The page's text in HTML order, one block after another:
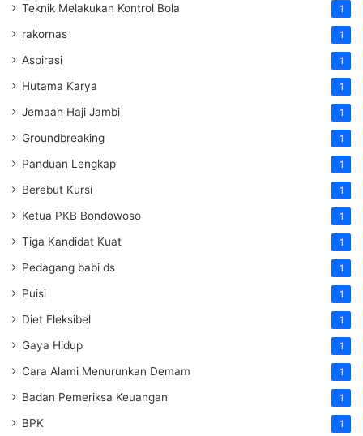
Teknik Melakukan Kontrol Bola 1
rakornas 1
Aspirasi 1
Hutama Karya 1
Jemaah Haji Jambi 1
Groundbreaking 1
Panduan Lengkap 1
Berebut Kursi 1
Ketua PKB Bondowoso 1
Tiga Kandidat Kuat 1
Pedagang babi ds 1
Puisi 1
Diet Fleksibel 1
Gaya Hidup 1
Cara Alami Menurunkan Demam 1
Badan Pemeriksa Keuangan 1
BPK 1